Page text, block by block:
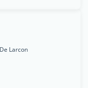
Larcon